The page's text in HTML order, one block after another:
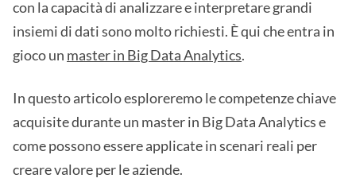
con la capacità di analizzare e interpretare grandi
insiemi di dati sono molto richiesti. È qui che entra in
gioco un master in Big Data Analytics.
In questo articolo esploreremo le competenze chiave
acquisite durante un master in Big Data Analytics e
come possono essere applicate in scenari reali per
creare valore per le aziende.